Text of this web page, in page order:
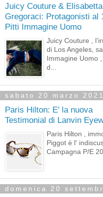
Juicy Couture & Elisabetta
Gregoraci: Protagonisti al
Pitti Immagine Uomo
Juicy Couture ,
di Los Angeles,
Immagine Uomo
d...
sabato 20 marzo 2021
Paris Hilton: E' la nuova
Testimonial di Lanvin
Paris Hilton ,
Piggot è l'
Campagna P/E
domenica 20